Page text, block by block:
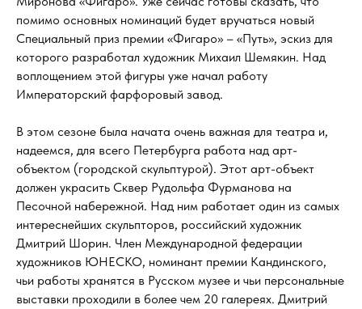
помимо основных номинаций будет вручаться новый
Специальный приз премии «Фигаро» – «Путь», эскиз для
которого разработал художник Михаил Шемякин. Над
воплощением этой фигуры уже начал работу
Императорский фарфоровый завод.
В этом сезоне была начата очень важная для театра и,
надеемся, для всего Петербурга работа над арт-
объектом (городской скульптурой). Этот арт-объект
должен украсить Сквер Рудольфа Фурманова на
Песочной набережной. Над ним работает один из самых
интереснейших скульпторов, российский художник
Дмитрий Шорин. Член Международной федерации
художников ЮНЕСКО, номинант премии Кандинского,
чьи работы хранятся в Русском музее и чьи персональные
выставки проходили в более чем 20 галереях. Дмитрий